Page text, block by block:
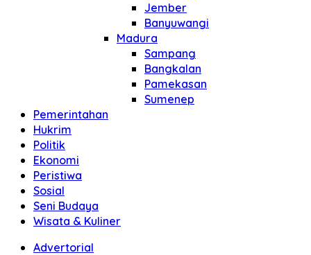
Jember
Banyuwangi
Madura
Sampang
Bangkalan
Pamekasan
Sumenep
Pemerintahan
Hukrim
Politik
Ekonomi
Peristiwa
Sosial
Seni Budaya
Wisata & Kuliner
Advertorial